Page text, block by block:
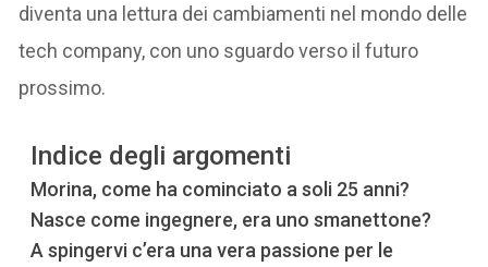
diventa una lettura dei cambiamenti nel mondo delle
tech company, con uno sguardo verso il futuro
prossimo.
Indice degli argomenti
Morina, come ha cominciato a soli 25 anni?
Nasce come ingegnere, era uno smanettone?
A spingervi c’era una vera passione per le